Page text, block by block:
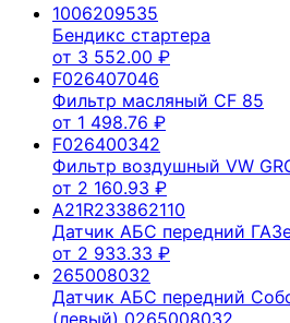
1006209535
Бендикс стартера
от 3 552.00 ₽
F026407046
Фильтр масляный CF 85
от 1 498.76 ₽
F026400342
Фильтр воздушный VW
от 2 160.93 ₽
A21R233862110
Датчик АБС передний
от 2 933.33 ₽
265008032
Датчик АБС передний
(левый) 0265008032